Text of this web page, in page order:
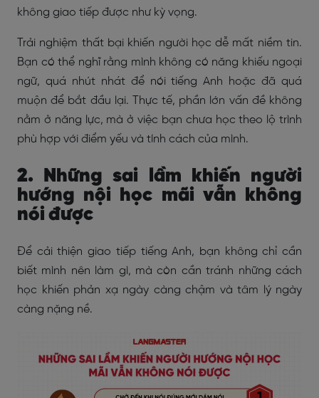
không giao tiếp được như kỳ vọng.
Trải nghiệm thất bại khiến người học dễ mất niềm tin.
Bạn có thể nghĩ rằng mình không có năng khiếu ngoại
ngữ, quá nhút nhát để nói tiếng Anh hoặc đã quá
muộn để bắt đầu lại. Thực tế, phần lớn vấn đề không
nằm ở năng lực, mà ở việc bạn chưa học theo lộ trình
phù hợp với điểm yếu và tính cách của mình.
2. Những sai lầm khiến người
hướng nội học mãi vẫn không
nói được
Để cải thiện giao tiếp tiếng Anh, bạn không chỉ cần
biết mình nên làm gì, mà còn cần tránh những cách
học khiến phản xạ ngày càng chậm và tâm lý ngày
càng nặng nề.